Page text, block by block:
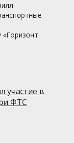
«Горизонт
участие в
ФТС